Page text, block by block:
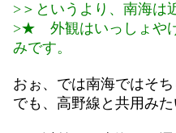
>＞というより、南海
>★ 外観はいっしょや
みです。
おぉ、では南海ではそ
でも、高野線と共用み